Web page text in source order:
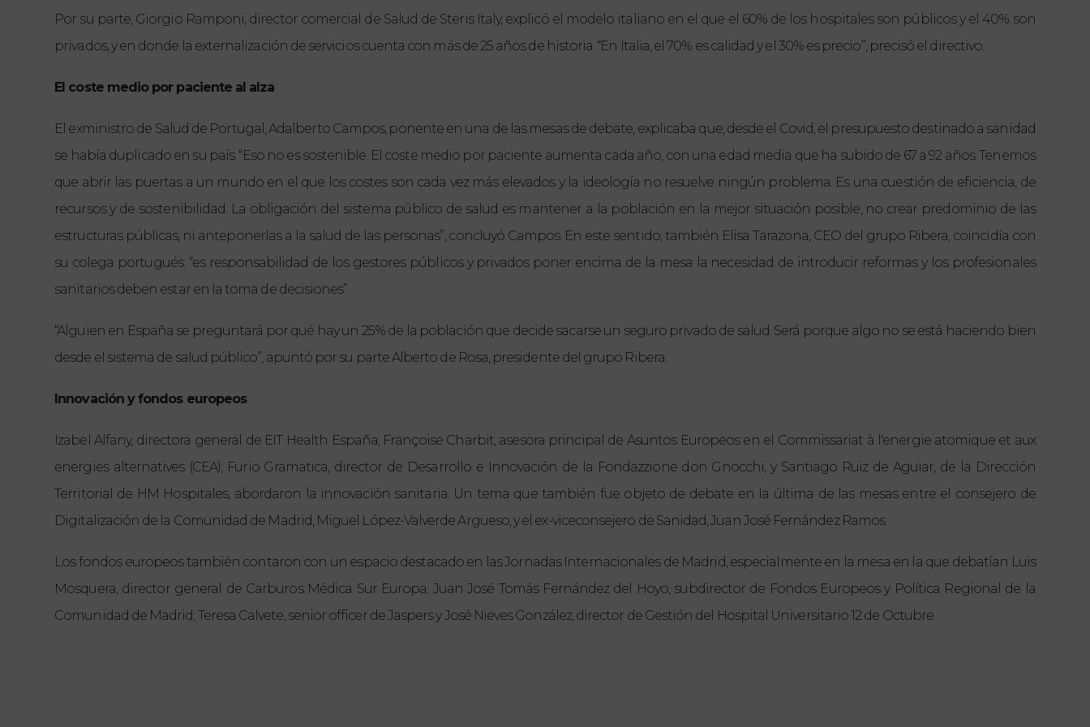
Por su parte, Giorgio Ramponi, director comercial de Salud de Steris Italy, explicó el modelo italiano en el que el 60% de los hospitales son públicos y el 40% son
privados, y en donde la externalización de servicios cuenta con más de 25 años de historia. “En Italia, el 70% es calidad y el 30% es precio”, precisó el directivo.
El coste medio por paciente al alza
El exministro de Salud de Portugal, Adalberto Campos, ponente en una de las mesas de debate, explicaba que, desde el Covid, el presupuesto destinado a sanidad
se había duplicado en su país. “Eso no es sostenible. El coste medio por paciente aumenta cada año, con una edad media que ha subido de 67 a 92 años. Tenemos
que abrir las puertas a un mundo en el que los costes son cada vez más elevados y la ideología no resuelve ningún problema. Es una cuestión de eficiencia, de
recursos y de sostenibilidad. La obligación del sistema público de salud es mantener a la población en la mejor situación posible, no crear predominio de las
estructuras públicas, ni anteponerlas a la salud de las personas”, concluyó Campos. En este sentido, también Elisa Tarazona, CEO del grupo Ribera, coincidía con
su colega portugués: “es responsabilidad de los gestores públicos y privados poner encima de la mesa la necesidad de introducir reformas y los profesionales
sanitarios deben estar en la toma de decisiones”.
“Alguien en España se preguntará por qué hay un 25% de la población que decide sacarse un seguro privado de salud. Será porque algo no se está haciendo bien
desde el sistema de salud público”, apuntó por su parte Alberto de Rosa, presidente del grupo Ribera.
Innovación y fondos europeos
Izabel Alfany, directora general de EIT Health España; Françoise Charbit, asesora principal de Asuntos Europeos en el Commissariat à l'energie atomique et aux
energies alternatives (CEA); Furio Gramatica, director de Desarrollo e Innovación de la Fondazzione don Gnocchi, y Santiago Ruiz de Aguiar, de la Dirección
Territorial de HM Hospitales, abordaron la innovación sanitaria. Un tema que también fue objeto de debate en la última de las mesas entre el consejero de
Digitalización de la Comunidad de Madrid, Miguel López-Valverde Argüeso, y el ex-viceconsejero de Sanidad, Juan José Fernández Ramos.
Los fondos europeos también contaron con un espacio destacado en las Jornadas Internacionales de Madrid, especialmente en la mesa en la que debatían Luis
Mosquera, director general de Carburos Médica Sur Europa; Juan José Tomás Fernández del Hoyo, subdirector de Fondos Europeos y Política Regional de la
Comunidad de Madrid; Teresa Calvete, senior officer de Jaspers y José Nieves González, director de Gestión del Hospital Universitario 12 de Octubre.